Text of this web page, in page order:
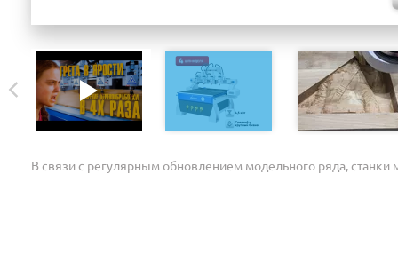
В связи с регулярным обновлением модельного ряда, станки